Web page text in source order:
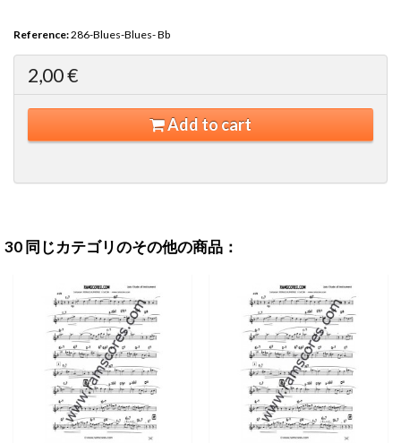
Reference:286-Blues-Blues- Bb
2,00 €
Add to cart
30 同じカテゴリのその他の商品：